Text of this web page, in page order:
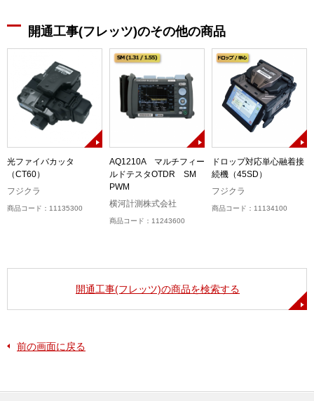
開通工事(フレッツ)のその他の商品
光ファイバカッタ
（CT60）
フジクラ
商品コード：11135300
AQ1210A マルチフィー
ルドテスタOTDR SM
PWM
横河計測株式会社
商品コード：11243600
ドロップ対応単心融着接
続機（45SD）
フジクラ
商品コード：11134100
開通工事(フレッツ)の商品を検索する
前の画面に戻る